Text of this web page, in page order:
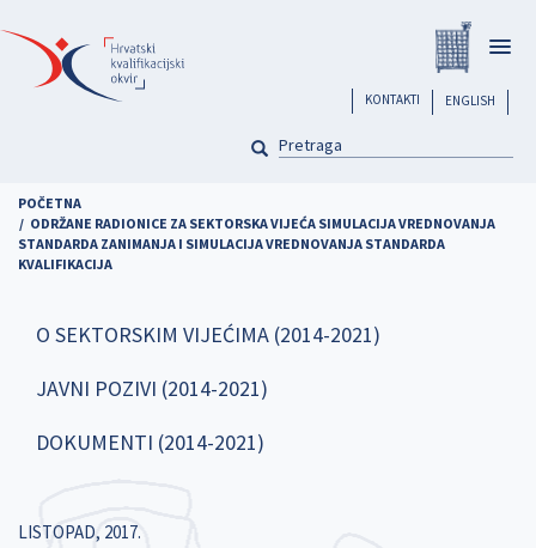
na
glavni
sadržaj
ENGLISH
header
KONTAKTI
PRETRAGA
POČETNA
ODRŽANE RADIONICE ZA SEKTORSKA VIJEĆA SIMULACIJA VREDNOVANJA
STANDARDA ZANIMANJA I SIMULACIJA VREDNOVANJA STANDARDA
KVALIFIKACIJA
O SEKTORSKIM VIJEĆIMA (2014-2021)
JAVNI POZIVI (2014-2021)
DOKUMENTI (2014-2021)
LISTOPAD, 2017.